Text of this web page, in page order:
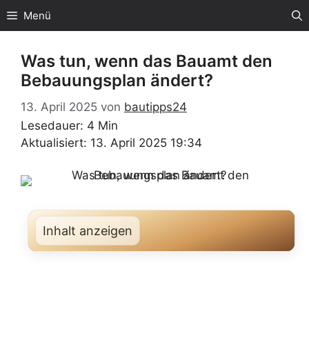
Menü
Was tun, wenn das Bauamt den
Bebauungsplan ändert?
13. April 2025 von bautipps24
Lesedauer: 4 Min
Aktualisiert: 13. April 2025 19:34
Inhalt anzeigen